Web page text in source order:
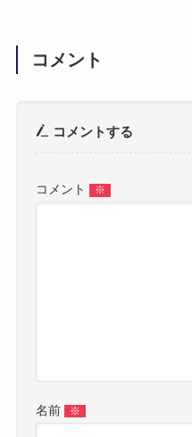
コメント
コメントする
コメント ※
名前 ※